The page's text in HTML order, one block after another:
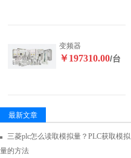
变频器
￥197310.00/台
最新文章
三菱plc怎么读取模拟量？PLC获取模拟
量的方法